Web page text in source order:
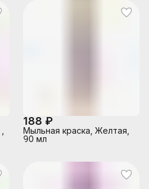
188 ₽
Мыльная краска, Желтая,
90 мл